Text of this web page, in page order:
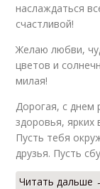
наслаждаться
счастливой!
Желаю любви,
цветов и
милая!
Дорогая, с днем
здоровья,
Пусть тебя
друзья. Пусть
Читать дальше